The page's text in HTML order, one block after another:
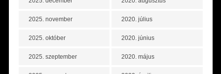
2025. november
2025. október
2025. szeptember
2020. július
2020. június
2020. május